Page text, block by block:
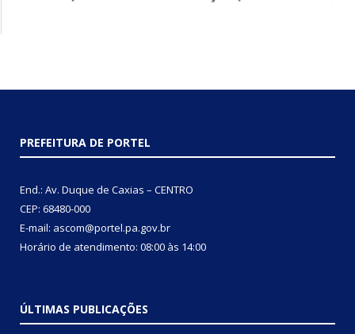
PREFEITURA DE PORTEL
End.: Av. Duque de Caxias – CENTRO
CEP: 68480-000
E-mail: ascom@portel.pa.gov.br
Horário de atendimento: 08:00 às 14:00
ÚLTIMAS PUBLICAÇÕES